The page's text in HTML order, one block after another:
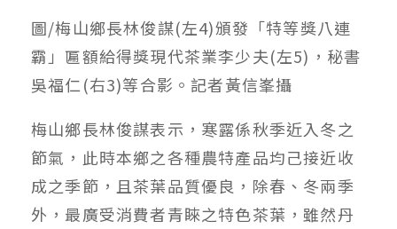
圖/梅山鄉長林俊謀(左4)頒發「特等獎八連
霸」匾額給得獎現代茶業李少夫(左5)，秘書
吳福仁(右3)等合影。記者黃信峯攝
梅山鄉長林俊謀表示，寒露係秋季近入冬之
節氣，此時本鄉之各種農特產品均己接近收
成之季節，且茶葉品質優良，除春、冬兩季
外，最廣受消費者青睞之特色茶葉，雖然丹